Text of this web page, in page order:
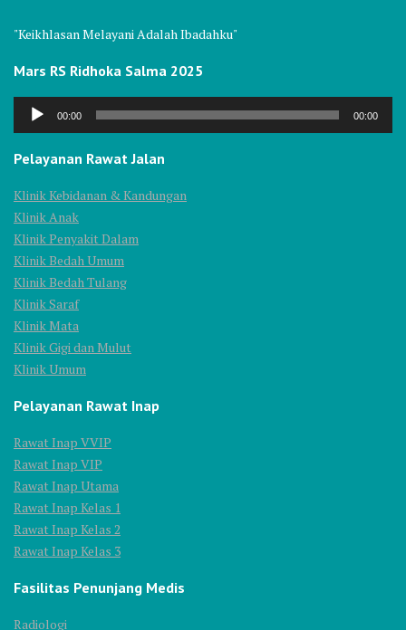
"Keikhlasan Melayani Adalah Ibadahku"
Mars RS Ridhoka Salma 2025
Audio
00:00 00:00
Pelayanan Rawat Jalan
Klinik Kebidanan & Kandungan
Klinik Anak
Klinik Penyakit Dalam
Klinik Bedah Umum
Klinik Bedah Tulang
Klinik Saraf
Klinik Mata
Klinik Gigi dan Mulut
Klinik Umum
Pelayanan Rawat Inap
Rawat Inap VVIP
Rawat Inap VIP
Rawat Inap Utama
Rawat Inap Kelas 1
Rawat Inap Kelas 2
Rawat Inap Kelas 3
Fasilitas Penunjang Medis
Radiologi